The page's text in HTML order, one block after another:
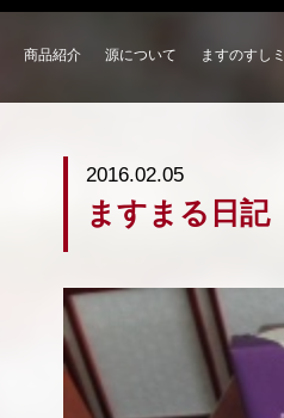
商品紹介 源について ますのすし
2016.02.05
ますまる日記